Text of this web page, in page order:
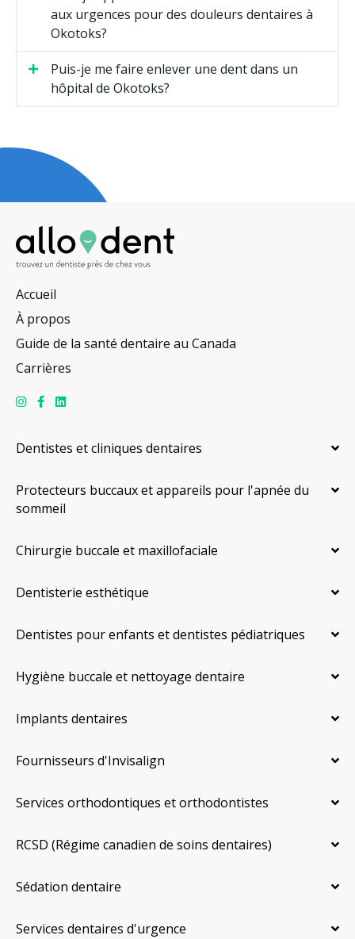
aux urgences pour des douleurs dentaires à
Okotoks?
Puis-je me faire enlever une dent dans un
hôpital de Okotoks?
Accueil
À propos
Guide de la santé dentaire au Canada
Carrières
Dentistes et cliniques dentaires
Protecteurs buccaux et appareils pour l'apnée du
sommeil
Chirurgie buccale et maxillofaciale
Dentisterie esthétique
Dentistes pour enfants et dentistes pédiatriques
Hygiène buccale et nettoyage dentaire
Implants dentaires
Fournisseurs d'Invisalign
Services orthodontiques et orthodontistes
RCSD (Régime canadien de soins dentaires)
Sédation dentaire
Services dentaires d'urgence